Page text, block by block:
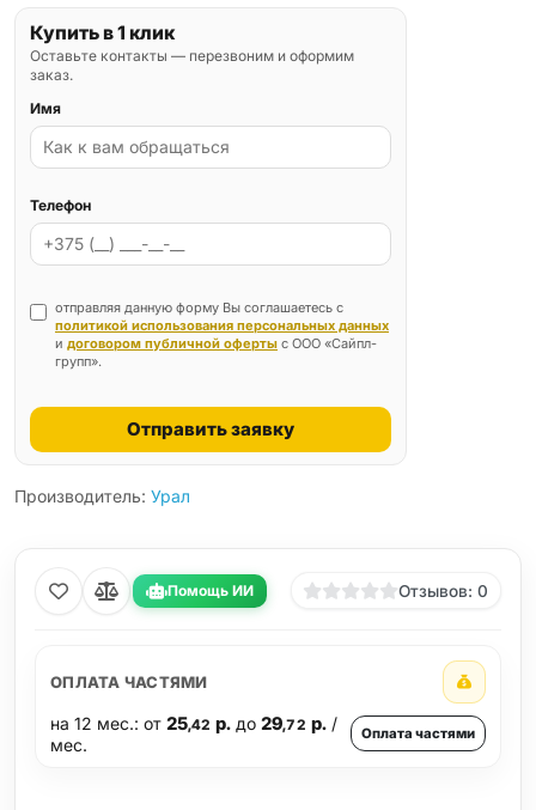
Купить в 1 клик
Оставьте контакты — перезвоним и оформим
заказ.
Имя
Телефон
отправляя данную форму Вы соглашаетесь с
политикой использования персональных данных
и договором публичной оферты с ООО «Сайпл-
групп».
Отправить заявку
Производитель: Урал
Помощь ИИ Отзывов: 0
ОПЛАТА ЧАСТЯМИ
на 12 мес.: от 25,42 р. до29,72 р./
мес.
Оплата частями